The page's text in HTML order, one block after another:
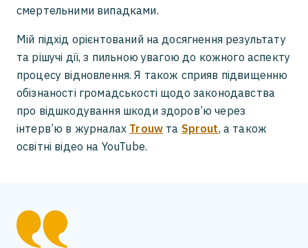
смертельними випадками.
Мій підхід орієнтований на досягнення результату
та рішучі дії, з пильною увагою до кожного аспекту
процесу відновлення. Я також сприяв підвищенню
обізнаності громадськості щодо законодавства
про відшкодування шкоди здоров’ю через
інтерв’ю в журналах Trouw та Sprout, а також
освітні відео на YouTube.